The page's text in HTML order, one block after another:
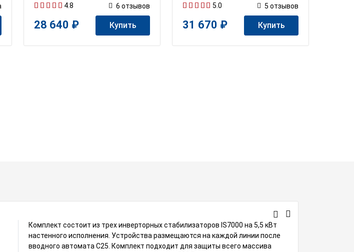
4.8 6 отзывов
28 640 ₽ Купить
5.0 5 отзывов
31 670 ₽ Купить
Комплект состоит из трех инверторных стабилизаторов IS7000 на 5,5 кВт
настенного исполнения. Устройства размещаются на каждой линии после
вводного автомата С25. Комплект подходит для защиты всего массива